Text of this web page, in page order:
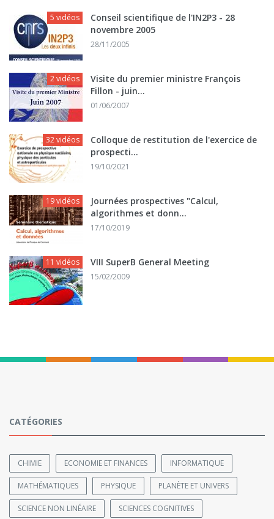
5 vidéos
Conseil scientifique de l'IN2P3 - 28
novembre 2005
28/11/2005
2 vidéos
Visite du premier ministre François
Fillon - juin...
01/06/2007
32 vidéos
Colloque de restitution de l'exercice de
prospecti...
19/10/2021
19 vidéos
Journées prospectives "Calcul,
algorithmes et donn...
17/10/2019
11 vidéos VIII SuperB General Meeting
15/02/2009
CATÉGORIES
CHIMIE ECONOMIE ET FINANCES INFORMATIQUE
MATHÉMATIQUES PHYSIQUE PLANÈTE ET UNIVERS
SCIENCE NON LINÉAIRE SCIENCES COGNITIVES